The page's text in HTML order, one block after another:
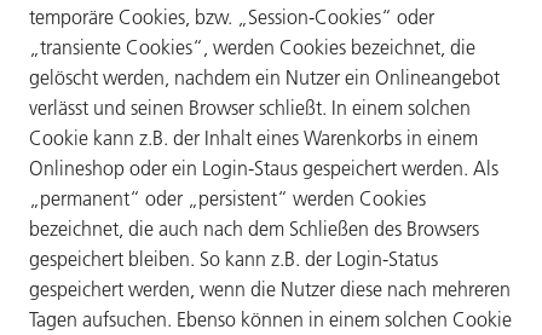
temporäre Cookies, bzw. „Session-Cookies“ oder
„transiente Cookies“, werden Cookies bezeichnet, die
gelöscht werden, nachdem ein Nutzer ein Onlineangebot
verlässt und seinen Browser schließt. In einem solchen
Cookie kann z.B. der Inhalt eines Warenkorbs in einem
Onlineshop oder ein Login-Staus gespeichert werden. Als
„permanent“ oder „persistent“ werden Cookies
bezeichnet, die auch nach dem Schließen des Browsers
gespeichert bleiben. So kann z.B. der Login-Status
gespeichert werden, wenn die Nutzer diese nach mehreren
Tagen aufsuchen. Ebenso können in einem solchen Cookie